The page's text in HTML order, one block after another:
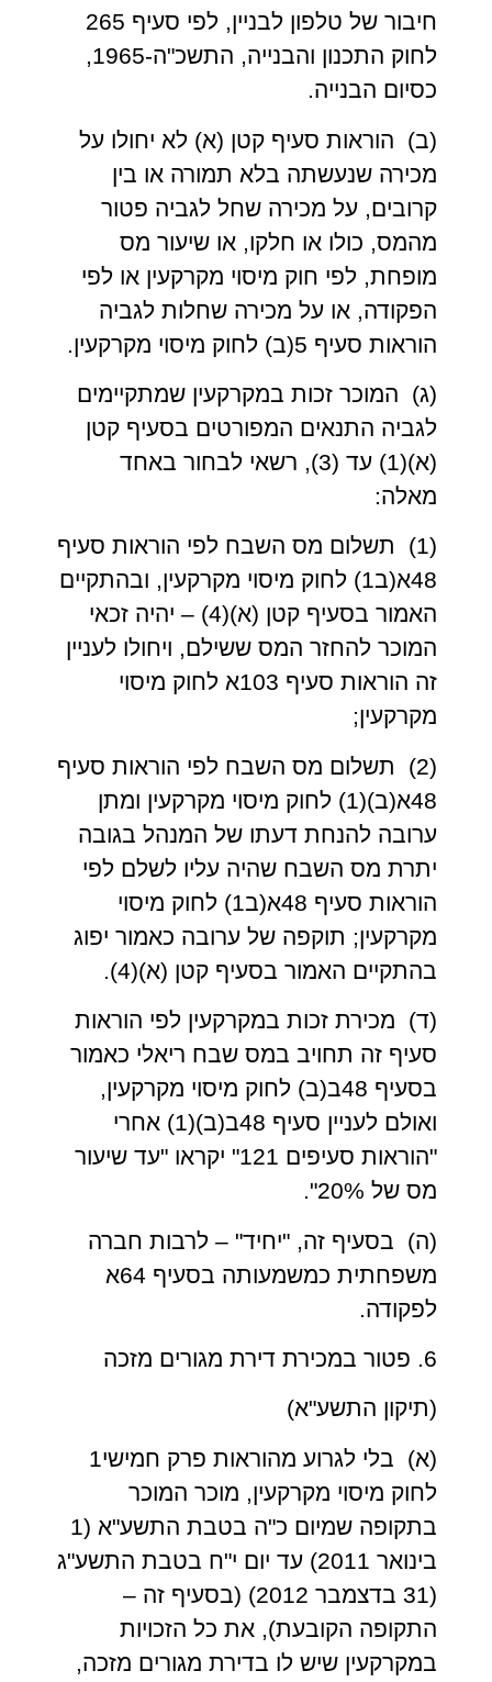
חיבור של טלפון לבניין, לפי סעיף 265
לחוק התכנון והבנייה, התשכ"ה-1965,
כסיום הבנייה.
(ב) הוראות סעיף קטן (א) לא יחולו על
מכירה שנעשתה בלא תמורה או בין
קרובים, על מכירה שחל לגביה פטור
מהמס, כולו או חלקו, או שיעור מס
מופחת, לפי חוק מיסוי מקרקעין או לפי
הפקודה, או על מכירה שחלות לגביה
הוראות סעיף 5(ב) לחוק מיסוי מקרקעין.
(ג) המוכר זכות במקרקעין שמתקיימים
לגביה התנאים המפורטים בסעיף קטן
(א)(1) עד (3), רשאי לבחור באחד
מאלה:
(1) תשלום מס השבח לפי הוראות סעיף
48א(ב1) לחוק מיסוי מקרקעין, ובהתקיים
האמור בסעיף קטן (א)(4) – יהיה זכאי
המוכר להחזר המס ששילם, ויחולו לעניין
זה הוראות סעיף 103א לחוק מיסוי
מקרקעין;
(2) תשלום מס השבח לפי הוראות סעיף
48א(ב)(1) לחוק מיסוי מקרקעין ומתן
ערובה להנחת דעתו של המנהל בגובה
יתרת מס השבח שהיה עליו לשלם לפי
הוראות סעיף 48א(ב1) לחוק מיסוי
מקרקעין; תוקפה של ערובה כאמור יפוג
בהתקיים האמור בסעיף קטן (א)(4).
(ד) מכירת זכות במקרקעין לפי הוראות
סעיף זה תחויב במס שבח ריאלי כאמור
בסעיף 48ב(ב) לחוק מיסוי מקרקעין,
ואולם לעניין סעיף 48ב(ב)(1) אחרי
"הוראות סעיפים 121" יקראו "עד שיעור
מס של 20%".
(ה) בסעיף זה, "יחיד" – לרבות חברה
משפחתית כמשמעותה בסעיף 64א
לפקודה.
6. פטור במכירת דירת מגורים מזכה
(תיקון התשע"א)
(א) בלי לגרוע מהוראות פרק חמישי1
לחוק מיסוי מקרקעין, מוכר המוכר
בתקופה שמיום כ"ה בטבת התשע"א (1
בינואר 2011) עד יום י"ח בטבת התשע"ג
(31 בדצמבר 2012) (בסעיף זה –
התקופה הקובעת), את כל הזכויות
במקרקעין שיש לו בדירת מגורים מזכה,